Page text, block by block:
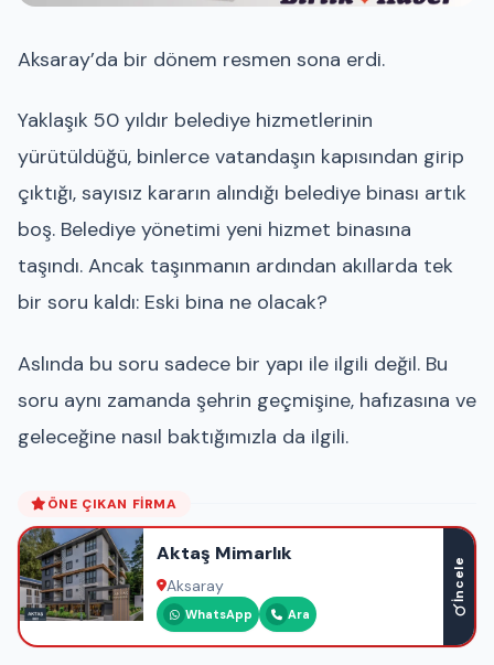
Aksaray’da bir dönem resmen sona erdi.
Yaklaşık 50 yıldır belediye hizmetlerinin
yürütüldüğü, binlerce vatandaşın kapısından girip
çıktığı, sayısız kararın alındığı belediye binası artık
boş. Belediye yönetimi yeni hizmet binasına
taşındı. Ancak taşınmanın ardından akıllarda tek
bir soru kaldı: Eski bina ne olacak?
Aslında bu soru sadece bir yapı ile ilgili değil. Bu
soru aynı zamanda şehrin geçmişine, hafızasına ve
geleceğine nasıl baktığımızla da ilgili.
ÖNE ÇIKAN FIRMA
Aktaş Mimarlık
Aksaray
WhatsApp Ara
İncele